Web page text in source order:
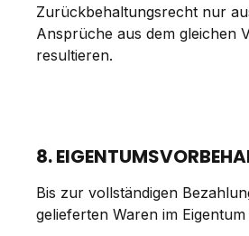
Zurückbehaltungsrecht nur
Ansprüche aus dem gleichen
resultieren.
8.
Bis zur vollständigen
gelieferten Waren im